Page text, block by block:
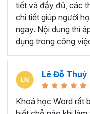
Với thời lượng học
có 5 chương và 49
tất tần về những
phổ biến trên
Chắc chắn dù đã
vẫn sẽ bất ngờ và
của Word trong
những gì ở khóa học
tiết và đầy đủ, các
chi tiết giúp người
ngay. Nội dung thì
dụng trong công
Lê Đỗ Thuý
Khoá học Word rất